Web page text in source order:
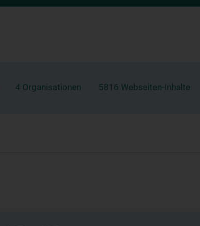
4 Organisationen 5816 Webseiten-Inhalte